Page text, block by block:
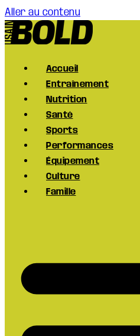
Aller au contenu
Accueil
Entraînement
Nutrition
Santé
Sports
Performances
Équipement
Culture
Famille